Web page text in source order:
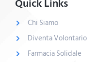
Chi Siamo
Diventa Volontario
Farmacia Solidale